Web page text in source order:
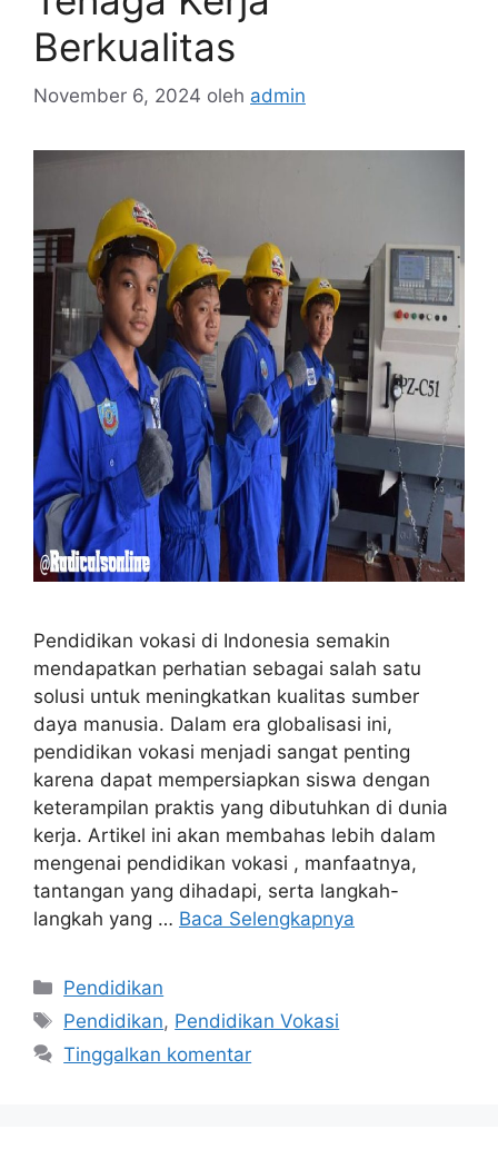
Berkualitas
November 6, 2024 oleh admin
Pendidikan vokasi di Indonesia semakin
mendapatkan perhatian sebagai salah satu
solusi untuk meningkatkan kualitas sumber
daya manusia. Dalam era globalisasi ini,
pendidikan vokasi menjadi sangat penting
karena dapat mempersiapkan siswa dengan
keterampilan praktis yang dibutuhkan di dunia
kerja. Artikel ini akan membahas lebih dalam
mengenai pendidikan vokasi , manfaatnya,
tantangan yang dihadapi, serta langkah-
langkah yang … Baca Selengkapnya
Kategori
Pendidikan
Tag
Pendidikan, Pendidikan Vokasi
Tinggalkan komentar